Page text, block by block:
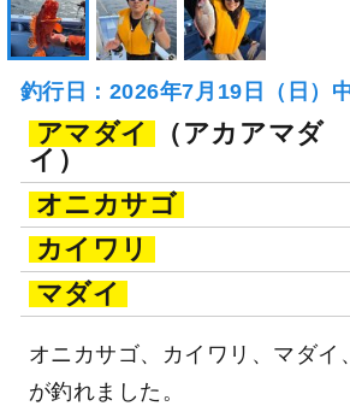
釣行日：2026年7月19日（日）
アマダイ
（アカアマダ
イ）
オニカサゴ
カイワリ
マダイ
オニカサゴ、カイワリ、マダイ
が釣れました。